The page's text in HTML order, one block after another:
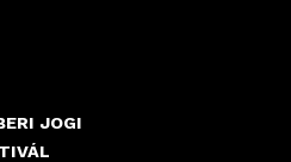
JOGI